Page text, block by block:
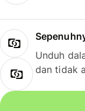
Unduh
dan tidak